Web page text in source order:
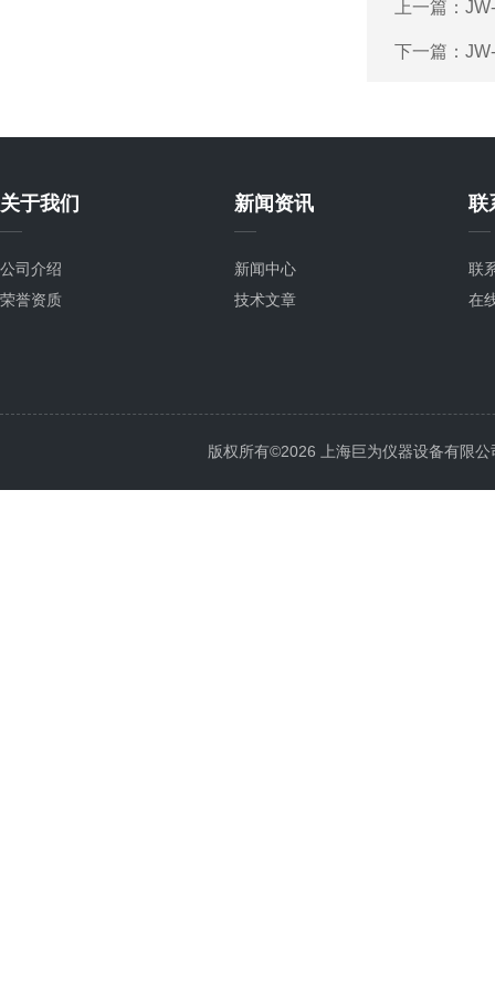
上一篇：
下一篇：
关于我们
公司介绍
荣誉资质
新闻资讯
新闻中心
技术文章
联
联
在
版权所有©2026 上海巨为仪器设备有限